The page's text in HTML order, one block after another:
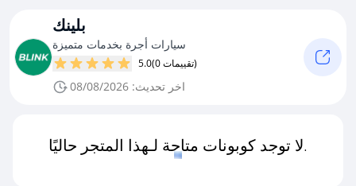
بلينك
سيارات أجرة بخدمات متميزة
5.0 (0 تقييمات)
اخر تحديث: 08/08/2026
لا توجد كوبونات متاحة لـهذا المتجر حاليًا.